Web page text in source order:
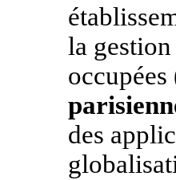
la
occupées
des